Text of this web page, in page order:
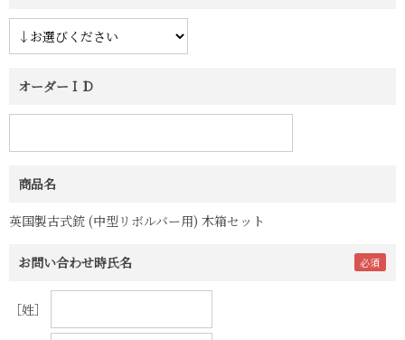
オーダーＩＤ
商品名
英国製古式銃 (中型リボルバー用) 木箱セット
お問い合わせ時氏名
［姓］